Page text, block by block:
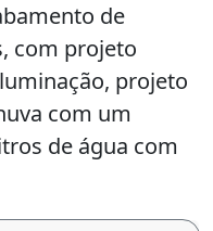
de
com projeto
projeto
com um
de água com